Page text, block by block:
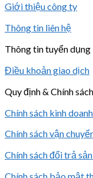
Giới thiệu công ty
Thông tin liên hệ
Thông tin tuyển dụng
Điều khoản giao dịch
Quy định & Chính sách
Chính sách kinh doanh
Chính sách vận
Chính sách đổi trả